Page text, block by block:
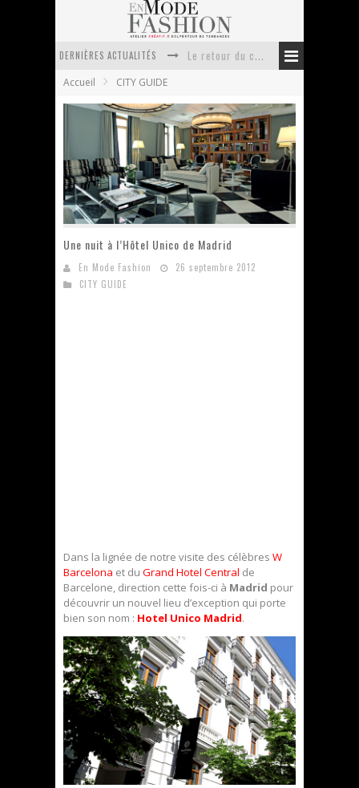
DERNIÈRES ACTUALITÉS
La trousse de toilette : l’accessoire indispensable de voyage
Week-end spa en automne : quel maillot de bain choisir ?
Pourquoi le costume sur mesure à Paris est un incontournable de l’élégance contemporaine ?
Accueil CITY GUIDE
Une nuit à l’Hôtel Unico de Madrid
En Mode Fashion
26 septembre 2012
CITY GUIDE
Dans la lignée de notre visite des célèbres W
Barcelona et du Grand Hotel Central de
Barcelone, direction cette fois-ci à Madrid pour
découvrir un nouvel lieu d’exception qui porte
bien son nom : Hotel Unico Madrid.